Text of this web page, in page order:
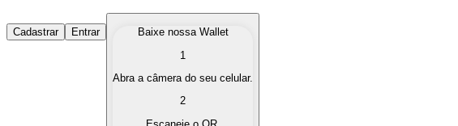
Comprar Criptomoedas
Compre as criptomoedas de seu interesse de forma rápida e segura.
Converta suas criptomoedas em moeda fiduciária quando precisar.
Cadastrar Entrar
Baixe nossa Wallet
1
Abra a câmera do seu celular.
2